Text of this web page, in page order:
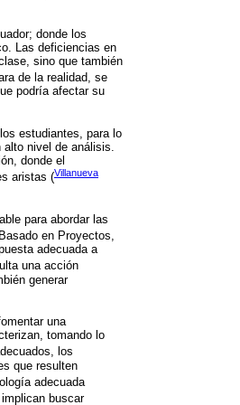
donde los
Las deficiencias en
sino que también
de la realidad, se
podría afectar su
estudiantes, para lo
nivel de análisis.
donde el
aristas (Villanueva
para abordar las
en Proyectos,
adecuada a
una acción
generar
una
tomando lo
los
que resulten
adecuada
buscar